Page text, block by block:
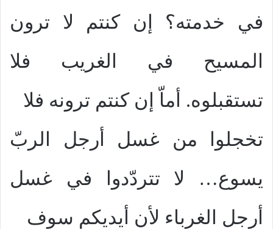
في خدمته؟ إن كنتم لا ترون
المسيح في الغريب فلا
تستقبلوه. أماّ إن كنتم ترونه فلا
تخجلوا من غسل أرجل الربّ
يسوع… لا تتردّدوا في غسل
أرجل الغرباء لأن أيديكم سوف